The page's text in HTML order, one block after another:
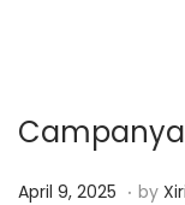
Campanya
P
April 9, 2025 S. by